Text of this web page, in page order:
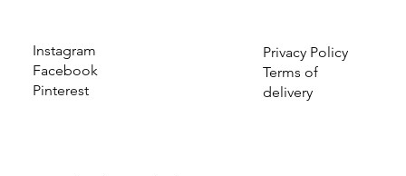
Instagram
Facebook
Pinterest
Privacy Policy
Terms of
delivery